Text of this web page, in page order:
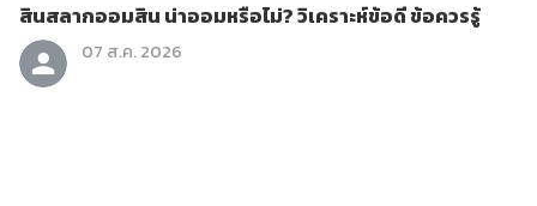
สินสลากออมสิน น่าออมหรือไม่? วิเคราะห์ข้อดี ข้อควรรู้
07 ส.ค. 2026